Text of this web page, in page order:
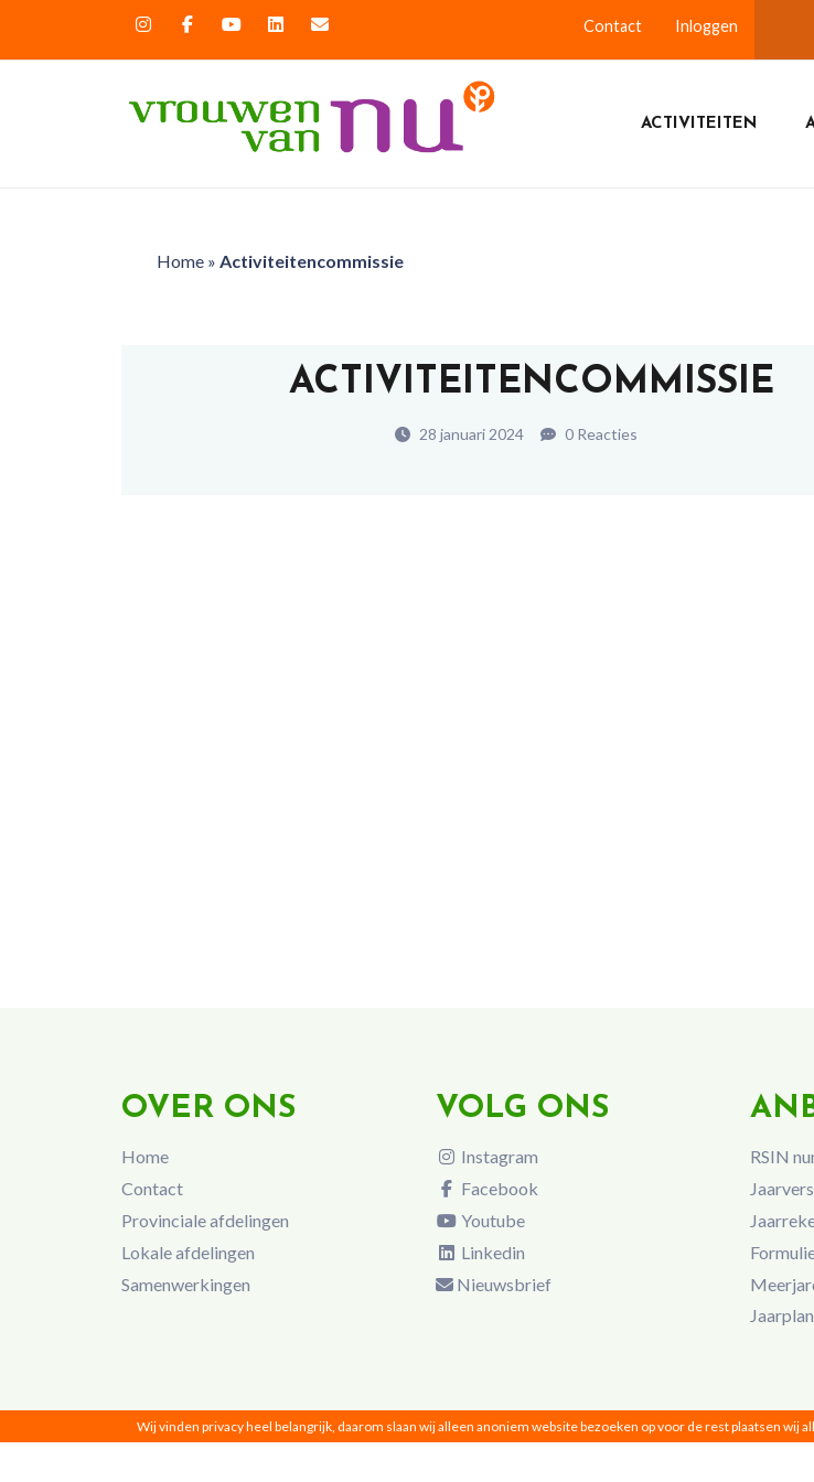
Contact Inloggen
ACTIVITEITEN
Home» Activiteitencommissie
ACTIVITEITENCOMMISSIE
28 januari 2024 0 Reacties
OVER ONS
Home
Contact
Provinciale afdelingen
Lokale afdelingen
Samenwerkingen
VOLG ONS
Instagram
Facebook
Youtube
Linkedin
Nieuwsbrief
RSIN
Wij vinden privacy heel belangrijk, daarom slaan wij alleen anoniem website bezoeken op voor de rest plaatsen wij